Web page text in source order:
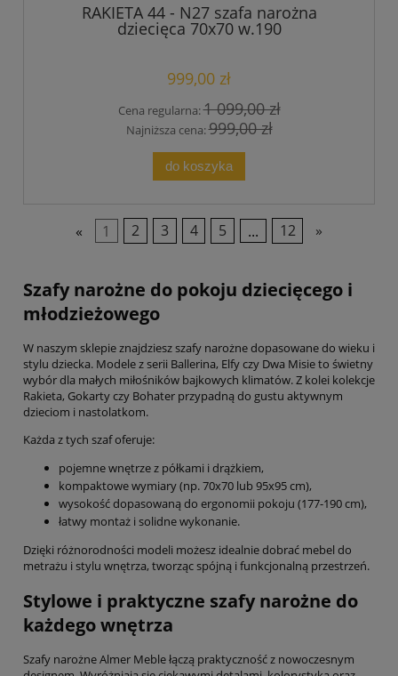
RAKIETA 44 - N27 szafa narożna
dziecięca 70x70 w.190
999,00 zł
Cena regularna:1 099,00 zł
Najniższa cena:999,00 zł
do koszyka
« 1 2 3 4 5 ... 12 »
Szafy narożne do pokoju dziecięcego i
młodzieżowego
W naszym sklepie znajdziesz szafy narożne dopasowane do wieku i
stylu dziecka. Modele z serii Ballerina, Elfy czy Dwa Misie to świetny
wybór dla małych miłośników bajkowych klimatów. Z kolei kolekcje
Rakieta, Gokarty czy Bohater przypadną do gustu aktywnym
dzieciom i nastolatkom.
Każda z tych szaf oferuje:
pojemne wnętrze z półkami i drążkiem,
kompaktowe wymiary (np. 70x70 lub 95x95 cm),
wysokość dopasowaną do ergonomii pokoju (177-190 cm),
łatwy montaż i solidne wykonanie.
Dzięki różnorodności modeli możesz idealnie dobrać mebel do
metrażu i stylu wnętrza, tworząc spójną i funkcjonalną przestrzeń.
Stylowe i praktyczne szafy narożne do
każdego wnętrza
Szafy narożne Almer Meble łączą praktyczność z nowoczesnym